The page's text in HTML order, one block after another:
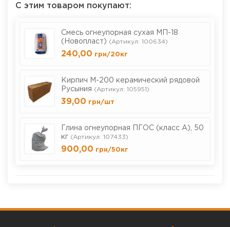
С этим товаром покупают:
Смесь огнеупорная сухая МП-18
(Новопласт) (Артикул: 100634)
240,00 грн/20кг
Кирпич М-200 керамический рядовой
Русыния (Артикул: 105951)
39,00 грн/шт
Глина огнеупорная ПГОС (класс А), 50
кг (Артикул: 107433)
900,00 грн/50кг